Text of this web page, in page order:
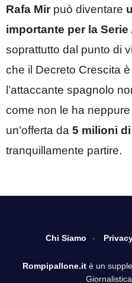
Rafa Mirpuò diventare
importante per la Serie
soprattutto dal punto di
che il Decreto Crescita
l’attaccante spagnolo
come non le ha
un’offerta da 5 milioni
tranquillamente partire.
Chi Siamo
Rompipallone.it è un